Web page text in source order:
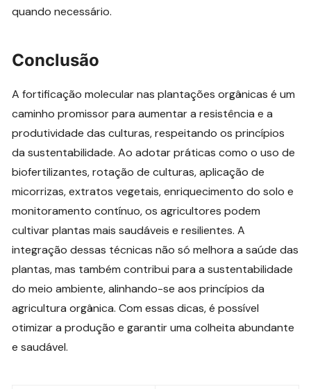
quando necessário.
Conclusão
A fortificação molecular nas plantações orgânicas é um
caminho promissor para aumentar a resistência e a
produtividade das culturas, respeitando os princípios
da sustentabilidade. Ao adotar práticas como o uso de
biofertilizantes, rotação de culturas, aplicação de
micorrizas, extratos vegetais, enriquecimento do solo e
monitoramento contínuo, os agricultores podem
cultivar plantas mais saudáveis e resilientes. A
integração dessas técnicas não só melhora a saúde das
plantas, mas também contribui para a sustentabilidade
do meio ambiente, alinhando-se aos princípios da
agricultura orgânica. Com essas dicas, é possível
otimizar a produção e garantir uma colheita abundante
e saudável.